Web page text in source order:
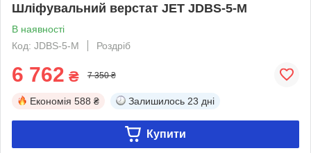
Шліфувальний верстат JET JDBS-5-M
В наявності
Код: JDBS-5-M
Роздріб
6 762 ₴ 7 350 ₴
Економія 588 ₴ Залишилось 23 дні
Купити